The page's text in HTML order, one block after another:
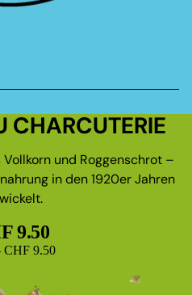
CHARCUTERIE
Vollkorn und Roggenschrot –
in den 1920er Jahren
9.50
CHF 9.50